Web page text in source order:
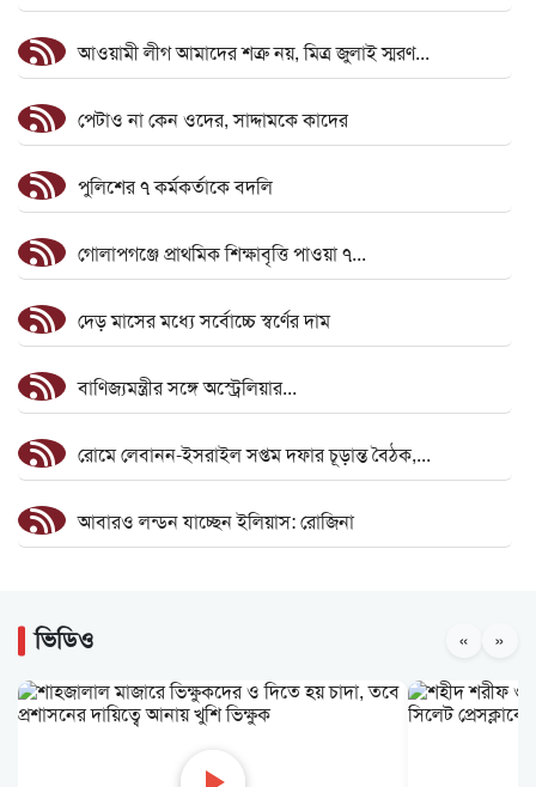
আওয়ামী লীগ আমাদের শত্রু নয়, মিত্র জুলাই স্মরণ...
পেটাও না কেন ওদের, সাদ্দামকে কাদের
পুলিশের ৭ কর্মকর্তাকে বদলি
গোলাপগঞ্জে প্রাথমিক শিক্ষাবৃত্তি পাওয়া ৭...
দেড় মাসের মধ্যে সর্বোচ্চে স্বর্ণের দাম
বাণিজ্যমন্ত্রীর সঙ্গে অস্ট্রেলিয়ার...
রোমে লেবানন-ইসরাইল সপ্তম দফার চূড়ান্ত বৈঠক,...
আবারও লন্ডন যাচ্ছেন ইলিয়াস: রোজিনা
১ কিলোমিটার কাদা-পানি পেরিয়ে পলাতক...
১৮নং ওয়ার্ড বিএনপির উদ্যোগে মতবিনিময় ও...
ভিডিও « »